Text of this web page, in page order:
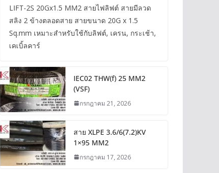
LIFT-2S 20Gx1.5 MM2 สายไฟลิฟต์ สายมีลวด
สลิง 2 ข้างตลอดสาย สายขนาด 20G x 1.5
Sq.mm เหมาะสำหรับใช้กับลิฟต์, เครน, กระเช้า,
เคเบิ้ลคาร์
IEC02 THW(f) 25 MM2
(VSF)
กรกฎาคม 21, 2026
สาย XLPE 3.6/6(7.2)KV
1×95 MM2
กรกฎาคม 17, 2026